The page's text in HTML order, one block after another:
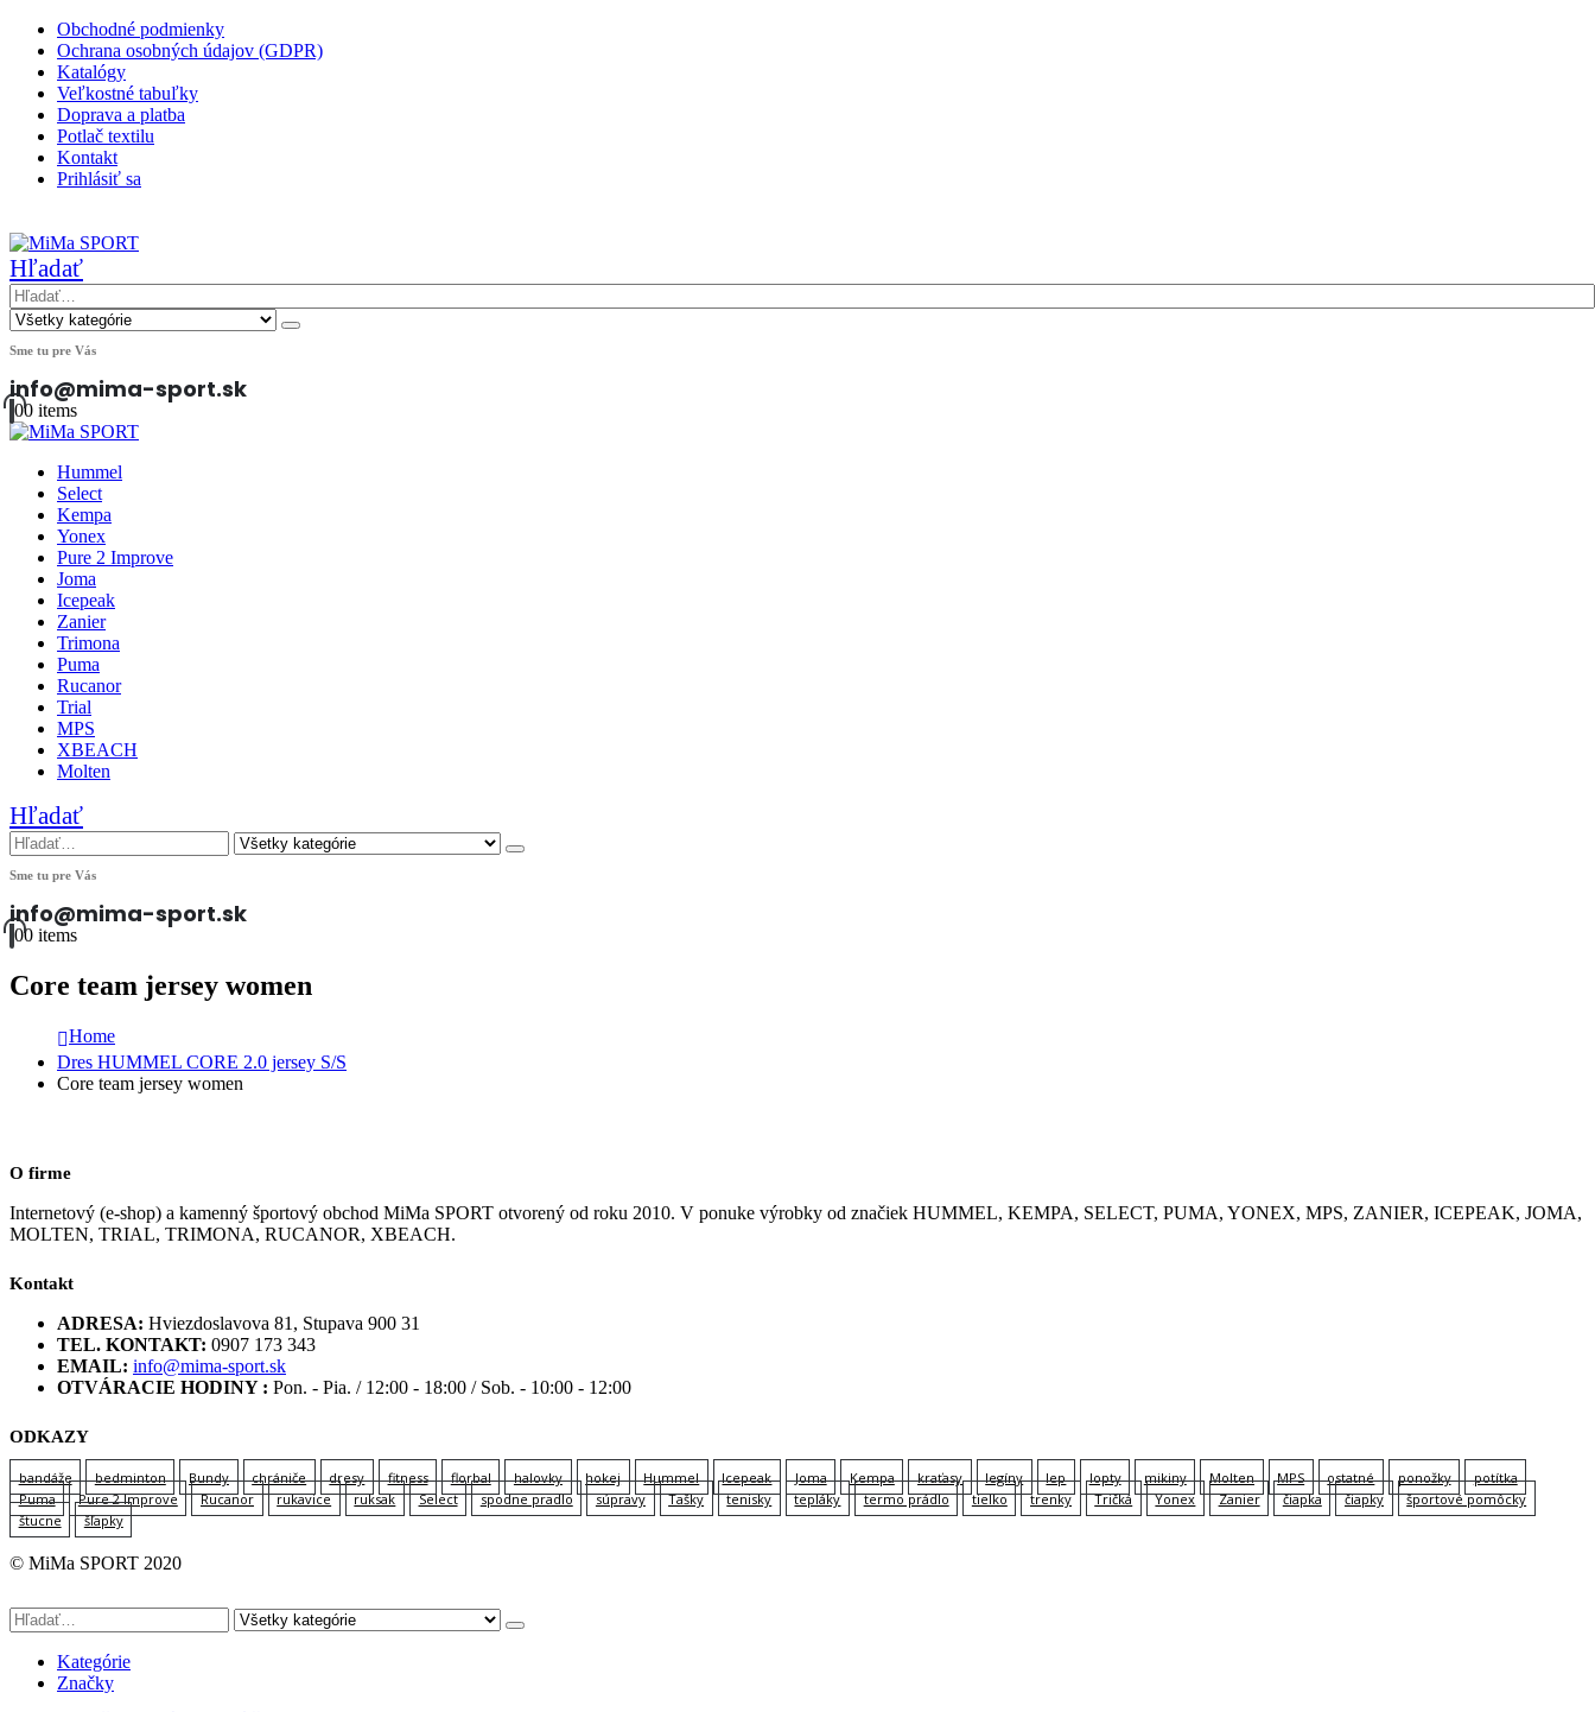
Obchodné podmienky
Ochrana osobných údajov (GDPR)
Katalógy
Veľkostné tabuľky
Doprava a platba
Potlač textilu
Kontakt
Prihlásiť sa
Hľadať
Sme tu pre Vás
info@mima-sport.sk
00 items
Hummel
Select
Kempa
Yonex
Pure 2 Improve
Joma
Icepeak
Zanier
Trimona
Puma
Rucanor
Trial
MPS
XBEACH
Molten
Hľadať
Sme tu pre Vás
info@mima-sport.sk
00 items
Core team jersey women
Home
Dres HUMMEL CORE 2.0 jersey S/S
Core team jersey women
O firme
Internetový (e-shop) a kamenný športový obchod MiMa SPORT otvorený od roku 2010. V ponuke výrobky od značiek HUMMEL, KEMPA, SELECT, PUMA, YONEX, MPS, ZANIER, ICEPEAK, JOMA,
MOLTEN, TRIAL, TRIMONA, RUCANOR, XBEACH.
Kontakt
ADRESA: Hviezdoslavova 81, Stupava 900 31
TEL. KONTAKT: 0907 173 343
EMAIL: info@mima-sport.sk
OTVÁRACIE HODINY : Pon. - Pia. / 12:00 - 18:00 / Sob. - 10:00 - 12:00
ODKAZY
bandáže bedminton Bundy chrániče dresy fitness florbal halovky hokej Hummel Icepeak Joma Kempa kraťasy legíny lep lopty mikiny Molten MPS ostatné ponožky
potítka
Puma
Pure 2 Improve Rucanor rukavice ruksak Select spodne pradlo súpravy Tašky tenisky tepláky termo prádlo tielko trenky Tričká Yonex Zanier čiapka čiapky
športové pomôcky
štucne
šľapky
© MiMa SPORT 2020
Kategórie
Značky